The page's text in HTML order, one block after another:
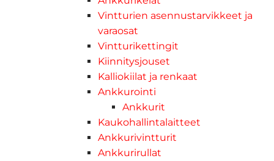
Vintturien asennustarvikkeet ja
varaosat
Vintturikettingit
Kiinnitysjouset
Kalliokiilat ja renkaat
Ankkurointi
Ankkurit
Kaukohallintalaitteet
Ankkurivintturit
Ankkurirullat